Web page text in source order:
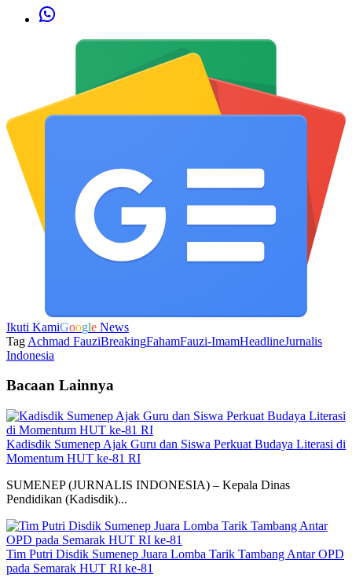
Ikuti KamiGoogle News
Tag Achmad FauziBreakingFahamFauzi-ImamHeadlineJurnalis
Indonesia
Bacaan Lainnya
Kadisdik Sumenep Ajak Guru dan Siswa Perkuat Budaya Literasi di
Momentum HUT ke-81 RI
SUMENEP (JURNALIS INDONESIA) – Kepala Dinas
Pendidikan (Kadisdik)...
Tim Putri Disdik Sumenep Juara Lomba Tarik Tambang Antar OPD
pada Semarak HUT RI ke-81